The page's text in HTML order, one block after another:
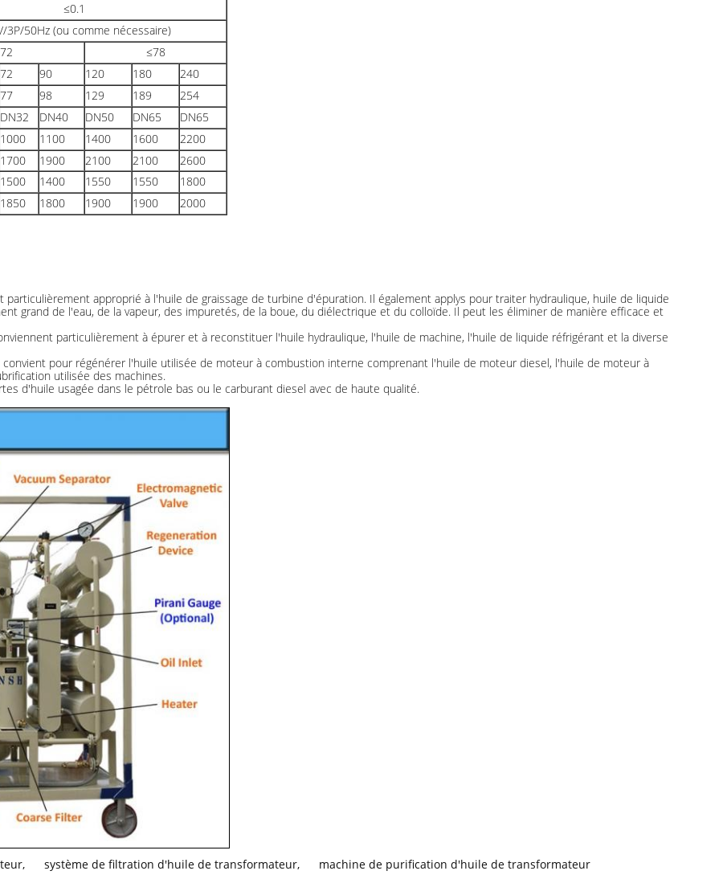
≤0.1
3P/50Hz (ou comme nécessaire)
≤78
72 90 120 180
240
77 98 129 189
254
DN32 DN40 DN50 DN65
DN65
1000 1100 1400 1600 2200
1700 1900 2100 2100
2600
1500 1400 1550 1550
1800
1850 1800 1900 1900 2000
approprié à l'huile de graissage de turbine d'épuration. Il également applys pour traiter hydraulique, huile de liquide
grand de l'eau, de la vapeur, des impuretés, de la boue, du diélectrique et du colloïde. Il peut les éliminer de manière efficace et
particulièrement à épurer et à reconstituer l'huile hydraulique, l'huile de machine, l'huile de liquide réfrigérant et la diverse
pour régénérer l'huile utilisée de moteur à combustion interne comprenant l'huile de moteur diesel, l'huile de moteur à
utilisée des machines.
d'huile usagée dans le pétrole bas ou le carburant diesel avec de haute qualité.
, système de filtration d'huile de transformateur, machine de purification d'huile de transformateur